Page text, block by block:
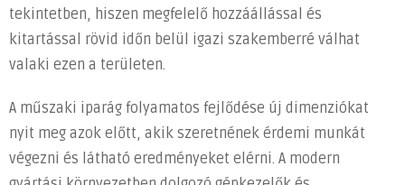
szakma
előnyei
és
bejegyzéshez
tekintetben, hiszen megfelelő hozzáállással és
kitartással rövid időn belül igazi szakemberré válhat
valaki ezen a területen.
A műszaki iparág folyamatos fejlődése új dimenziókat
nyit meg azok előtt, akik szeretnének érdemi munkát
végezni és látható eredményeket elérni. A modern